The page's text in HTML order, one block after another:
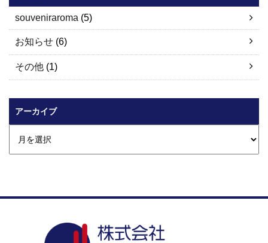
souveniraroma (5)
お知らせ (6)
その他 (1)
アーカイブ